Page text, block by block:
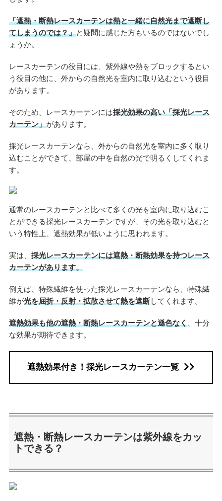
「遮熱・断熱レースカーテンは熱と一緒に自然光まで遮断し
てしまうのでは？」と疑問に感じた方もいるのではないでし
ょうか。
レースカーテンの役目には、紫外線や熱をブロックするとい
う役目の他に、外からの自然光を室内に取り込むという役目
があります。
そのため、レースカーテンには採光効果の高い「採光レース
カーテン」があります。
採光レースカーテンなら、外からの自然光を室内に多く取り
込むことができて、部屋の中を自然の光で明るくしてくれま
す。
通常のレースカーテンと比べて多くの光を室内に取り込むこ
とができる採光レースカーテンですが、その光を取り込むと
いう特性上、遮熱効果が低いように思われます。
実は、 採光レースカーテンには遮熱・断熱効果を持つレース
カーテンがあります。
例えば、特殊繊維を使った採光レースカーテンなら、特殊繊
維が光を屈折・反射・拡散させて熱を遮断してくれます。
遮熱効果も他の遮熱・断熱レースカーテンと遜色なく、十分
な効果が期待できます。
遮熱効果付き！採光レースカーテン一覧
遮熱・断熱レースカーテンは紫外線をカッ
トできる？